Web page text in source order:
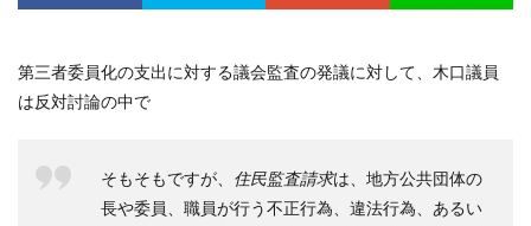
第三者委員化の支出に対する議会監査の発議に対して、木口議員
は反対討論の中で
そもそもですが、 住民監査請求は、地方公共団体の
長や委員、職員が行う不正行為、違法行為、あるい